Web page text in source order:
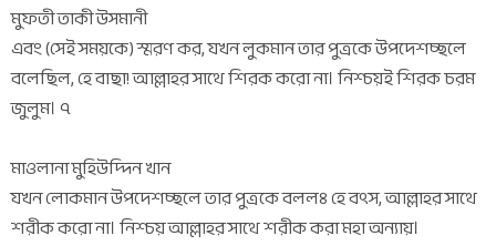
মুফতী তাকী উসমানী
এবং (সেই সময়কে) স্মরণ কর, যখন লুকমান তার পুত্রকে উপদেশচ্ছলে
বলেছিল, হে বাছা! আল্লাহর সাথে শিরক করো না। নিশ্চয়ই শিরক চরম
জুলুম। ৭
মাওলানা মুহিউদ্দিন খান
যখন লোকমান উপদেশচ্ছলে তার পুত্রকে বললঃ হে বৎস, আল্লাহর সাথে
শরীক করো না। নিশ্চয় আল্লাহর সাথে শরীক করা মহা অন্যায়।